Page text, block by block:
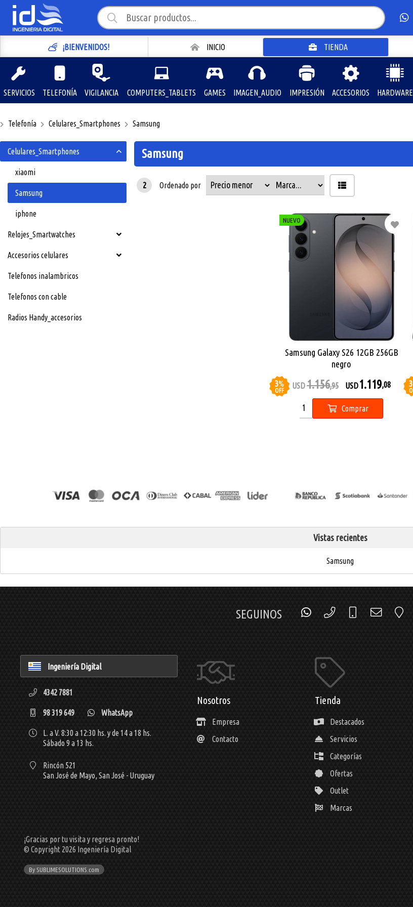
¡BIENVENIDOS! INICIO TIENDA
SERVICIOS TELEFONÍA VIGILANCIA COMPUTERS_TABLETS GAMES IMAGEN_AUDIO IMPRESIÓN ACCESORIOS HARDWARE
Telefonía Celulares_Smartphones Samsung
Celulares_Smartphones
xiaomi
Samsung
iphone
Relojes_Smartwatches
Accesorios celulares
Telefonos inalambricos
Telefonos con cable
Radios Handy_accesorios
Samsung
2 Ordenado por
NUEVO
Samsung Galaxy S26 12GB 256GB
negro
3%
OFF
USD1.156,95 USD1.119,08
Comprar
3
Vistas recientes
Samsung
SEGUINOS
Ingeniería Digital
4342 7881
98 319 649 WhatsApp
L. a V. 8:30 a 12:30 hs. y de 14 a 18 hs.
Sábado 9 a 13 hs.
Rincón 521
San José de Mayo,San José - Uruguay
Nosotros
Empresa
Contacto
Tienda
Destacados
Servicios
Categorías
Ofertas
Outlet
Marcas
¡Gracias por tu visita y regresa pronto!
© Copyright 2026 Ingeniería Digital
By SUBLIMESOLUTIONS.com